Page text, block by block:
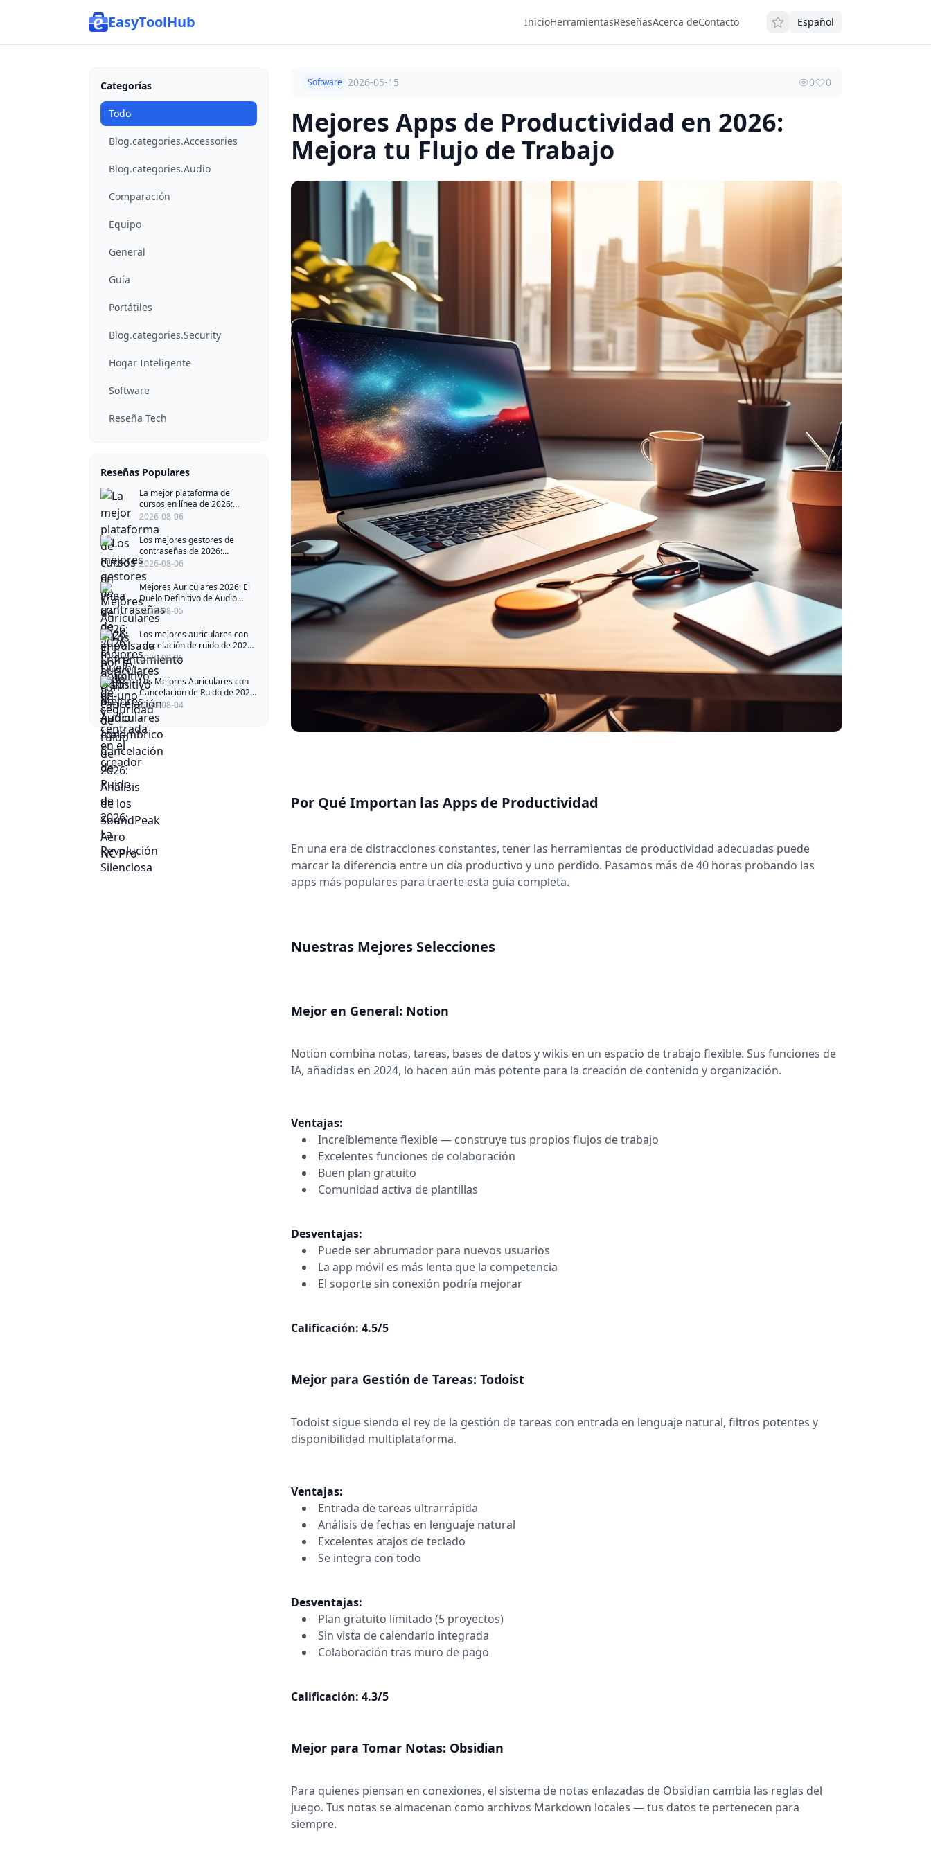
EasyToolHub InicioHerramientasReseñasAcerca deContacto Español
Categorías
Todo
Blog.categories.Accessories
Blog.categories.Audio
Comparación
Equipo
General
Guía
Portátiles
Blog.categories.Security
Hogar Inteligente
Software
Reseña Tech
Reseñas Populares
La mejor plataforma de
cursos en línea de 2026:
impulsada por IA, todo-en-uno
y centrada en el creador
2026-08-06
Los mejores gestores de
contraseñas de 2026:
Enfrentamiento definitivo de
seguridad
2026-08-06
Mejores Auriculares 2026: El
Duelo Definitivo de Audio
Inalámbrico
2026-08-05
Los mejores auriculares con
cancelación de ruido de 2026:
Análisis de los SoundPeak
Aero NC Pro
2026-08-05
Los Mejores Auriculares con
Cancelación de Ruido de 2026:
La Revolución Silenciosa
2026-08-04
Software 2026-05-15 0 0
Mejores Apps de Productividad en 2026:
Mejora tu Flujo de Trabajo
Por Qué Importan las Apps de Productividad
En una era de distracciones constantes, tener las herramientas de productividad adecuadas puede
marcar la diferencia entre un día productivo y uno perdido. Pasamos más de 40 horas probando las
apps más populares para traerte esta guía completa.
Nuestras Mejores Selecciones
Mejor en General: Notion
Notion combina notas, tareas, bases de datos y wikis en un espacio de trabajo flexible. Sus funciones de
IA, añadidas en 2024, lo hacen aún más potente para la creación de contenido y organización.
Ventajas:
Increíblemente flexible — construye tus propios flujos de trabajo
Excelentes funciones de colaboración
Buen plan gratuito
Comunidad activa de plantillas
Desventajas:
Puede ser abrumador para nuevos usuarios
La app móvil es más lenta que la competencia
El soporte sin conexión podría mejorar
Calificación: 4.5/5
Mejor para Gestión de Tareas: Todoist
Todoist sigue siendo el rey de la gestión de tareas con entrada en lenguaje natural, filtros potentes y
disponibilidad multiplataforma.
Ventajas:
Entrada de tareas ultrarrápida
Análisis de fechas en lenguaje natural
Excelentes atajos de teclado
Se integra con todo
Desventajas:
Plan gratuito limitado (5 proyectos)
Sin vista de calendario integrada
Colaboración tras muro de pago
Calificación: 4.3/5
Mejor para Tomar Notas: Obsidian
Para quienes piensan en conexiones, el sistema de notas enlazadas de Obsidian cambia las reglas del
juego. Tus notas se almacenan como archivos Markdown locales — tus datos te pertenecen para
siempre.